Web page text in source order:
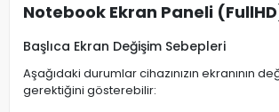
Notebook Ekran Paneli
Başlıca Ekran Değişim Sebepleri
Aşağıdaki durumlar cihazınızın ekranının
gerektiğini gösterebilir: